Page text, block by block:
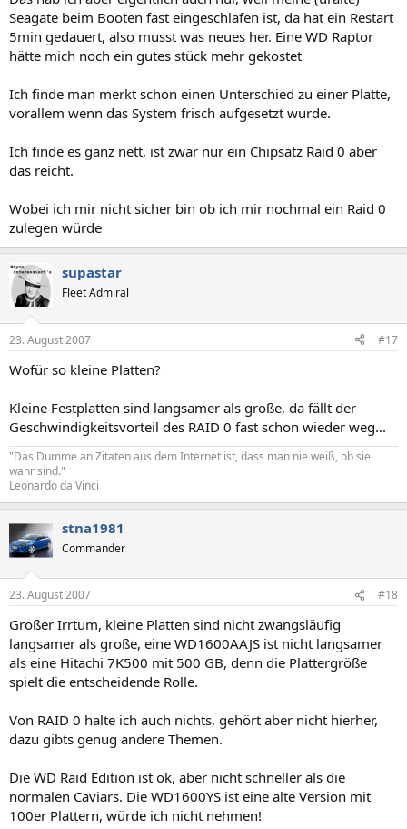
Seagate beim Booten fast eingeschlafen ist, da hat ein Restart
5min gedauert, also musst was neues her. Eine WD Raptor
hätte mich noch ein gutes stück mehr gekostet
Ich finde man merkt schon einen Unterschied zu einer Platte,
vorallem wenn das System frisch aufgesetzt wurde.
Ich finde es ganz nett, ist zwar nur ein Chipsatz Raid 0 aber
das reicht.
Wobei ich mir nicht sicher bin ob ich mir nochmal ein Raid 0
zulegen würde
supastar
Fleet Admiral
23. August 2007 #17
Wofür so kleine Platten?
Kleine Festplatten sind langsamer als große, da fällt der
Geschwindigkeitsvorteil des RAID 0 fast schon wieder weg...
"Das Dumme an Zitaten aus dem Internet ist, dass man nie weiß, ob sie
wahr sind."
Leonardo da Vinci
stna1981
Commander
23. August 2007 #18
Großer Irrtum, kleine Platten sind nicht zwangsläufig
langsamer als große, eine WD1600AAJS ist nicht langsamer
als eine Hitachi 7K500 mit 500 GB, denn die Plattergröße
spielt die entscheidende Rolle.
Von RAID 0 halte ich auch nichts, gehört aber nicht hierher,
dazu gibts genug andere Themen.
Die WD Raid Edition ist ok, aber nicht schneller als die
normalen Caviars. Die WD1600YS ist eine alte Version mit
100er Plattern, würde ich nicht nehmen!